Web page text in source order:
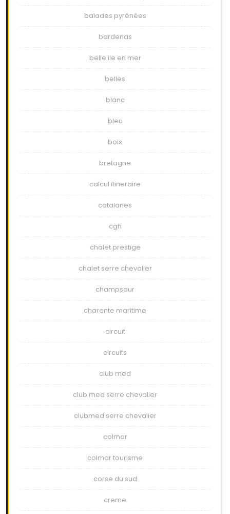
balades pyrénées
bardenas
belle ile en mer
belles
blanc
bleu
bois
bretagne
calcul itineraire
catalanes
cgh
chalet prestige
chalet serre chevalier
champsaur
charente maritime
circuit
circuits
club med
club med serre chevalier
clubmed serre chevalier
colmar
colmar tourisme
corse du sud
creme